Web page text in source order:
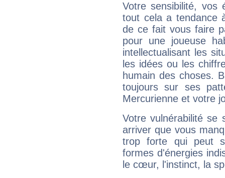
Votre sensibilité,
tout cela a tendance
de ce fait vous faire
pour une joueuse
intellectualisant les
les idées ou les
humain des choses.
toujours sur ses
Mercurienne et votre
Votre vulnérabilité se
arriver que vous
trop forte qui peut
formes d'énergies
le cœur, l'instinct, la